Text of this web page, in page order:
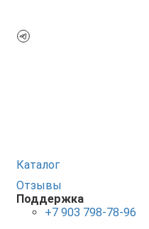
Каталог
Отзывы
Поддержка
+7 903 798-78-96